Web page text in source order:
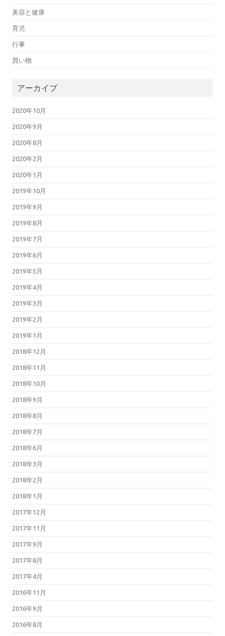
美容と健康
育児
行事
買い物
アーカイブ
2020年10月
2020年9月
2020年8月
2020年2月
2020年1月
2019年10月
2019年9月
2019年8月
2019年7月
2019年6月
2019年5月
2019年4月
2019年3月
2019年2月
2019年1月
2018年12月
2018年11月
2018年10月
2018年9月
2018年8月
2018年7月
2018年6月
2018年3月
2018年2月
2018年1月
2017年12月
2017年11月
2017年9月
2017年8月
2017年4月
2016年11月
2016年9月
2016年8月